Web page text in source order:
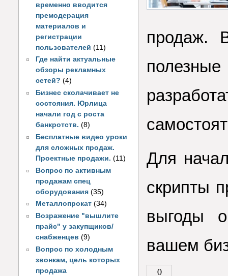
временно вводится
премодерация
материалов и
регистрации
пользователей(11)
Где найти актуальные
обзоры рекламных
сетей? (4)
Бизнес сколачивает не
состояния. Юрлица
начали год с роста
банкротств. (8)
Бесплатные видео уроки
для сложных продаж.
Проектные продажи. (11)
Вопрос по активным
продажам спец
оборудования (35)
Металлопрокат (34)
Возражение "вышлите
прайс" у закупщиков/
снабженцев (9)
Вопрос по холодным
звонкам, цель которых
продажа
продаж.
Для
скрипты
выгоды
вашем
0